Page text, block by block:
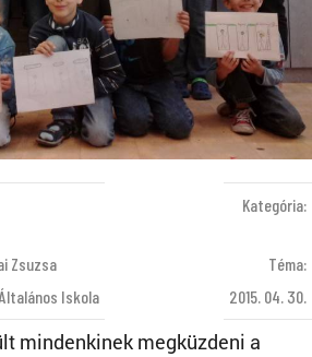
Zsuzsa
Iskola
Kategória:
Téma:
2015. 04. 30.
mindenkinek megküzdeni a